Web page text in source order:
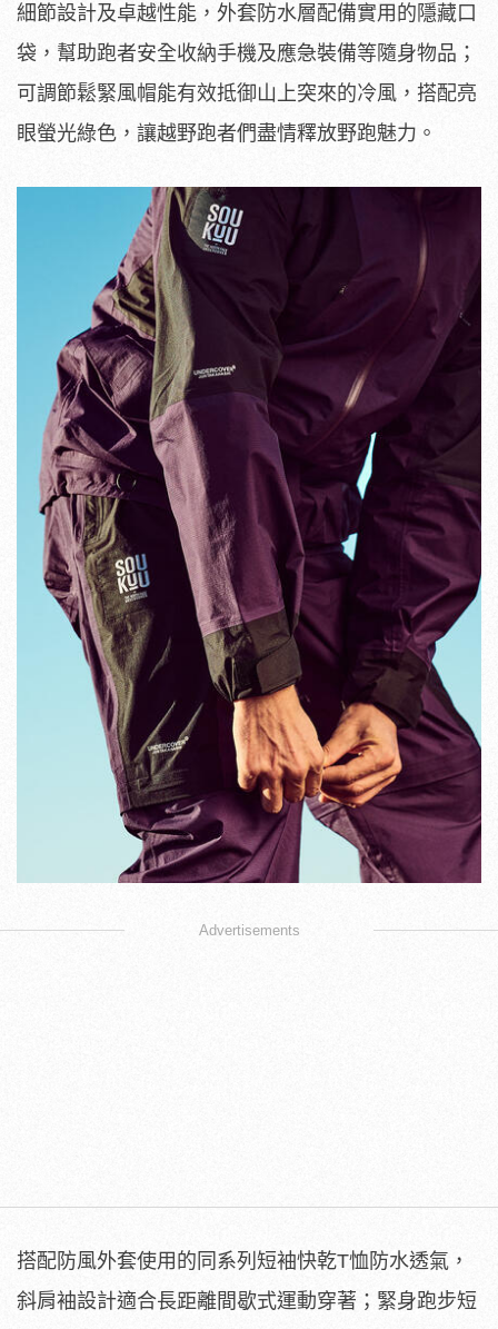
細節設計及卓越性能，外套防水層配備實用的隱藏口
袋，幫助跑者安全收納手機及應急裝備等隨身物品；
可調節鬆緊風帽能有效抵御山上突來的冷風，搭配亮
眼螢光綠色，讓越野跑者們盡情釋放野跑魅力。
Advertisements
搭配防風外套使用的同系列短袖快乾T恤防水透氣，
斜肩袖設計適合長距離間歇式運動穿著；緊身跑步短